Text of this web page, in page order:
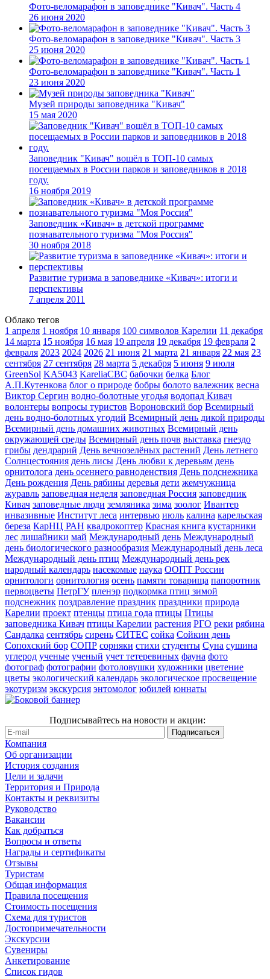
Фото-веломарафон в заповеднике "Кивач". Часть 4
26 июня 2020
Фото-веломарафон в заповеднике "Кивач". Часть 3
25 июня 2020
Фото-веломарафон в заповеднике "Кивач". Часть 1
23 июня 2020
Музей природы заповедника "Кивач"
15 мая 2020
Заповедник "Кивач" вошёл в ТОП-10 самых
посещаемых в России парков и заповедников в 2018
году.
16 ноября 2019
Заповедник «Кивач» в детской программе
познавательного туризма "Моя Россия"
30 ноября 2018
Развитие туризма в заповеднике «Кивач»: итоги и
перспективы
7 апреля 2011
Облако тегов
1 апреля 1 ноября 10 января 100 символов Карелии 11 декабря
14 марта 15 ноября 16 мая 19 апреля 19 декабря 19 февраля 2
февраля 2023 2024 2026 21 июня 21 марта 21 января 22 мая 23
сентября 27 сентября 28 марта 5 декабря 5 июня 9 июля
GreenSol KA5043 KareliaCBC бабочки белка Блог
А.П.Кутенкова блог о природе бобры болото валежник весна
Виктор Сергин водно-болотные угодья водопад Кивач
волонтеры вопросы туристов Вороновский бор Всемирный
день водно-болотных угодий Всемирный день дикой природы
Всемирный день домашних животных Всемирный день
окружающей среды Всемирный день почв выставка гнездо
грибы дендрарий День вечнозелёных растений День летнего
Солнцестояния день лисы День любви к деревьям день
орнитолога день осеннего равноденствия День подснежника
День рождения День рябины деревья дети жемчужница
журавль заповедная неделя заповедная Россия заповедник
Кивач заповедные люди земляника зима зоолог Ивантер
инвазивные Институт леса интервью июль калина карельская
береза КарНЦ РАН квадрокоптер Красная книга кустарники
лес лишайники май Международный день Международный
день биологического разнообразия Международный день леса
Международный день птиц Международный день рек
народный календарь насекомые наука ООПТ России
орнитологи орнитология осень памяти товарища папоротник
первоцветы ПетрГУ пленэр подкормка птиц зимой
подснежник поздравление праздник праздники природа
Карелии проект птенцы птица года птицы Птицы
заповедника Кивач птицы Карелии растения РГО реки рябина
Сандалка сентябрь сирень СИТЕС сойка Сойкин день
Сопохский бор СОПР сорняки стихи студенты Суна сушина
углерод ученые ученый учет тетеревиных фауна фото
фотограф фотографии фотоловушки художники цветение
цветы экологический календарь экологическое просвещение
экотуризм экскурсия энтомолог юбилей юннаты
Подписывайтесь на новости и акции:
Компания
Об организации
История создания
Цели и задачи
Территория и Природа
Контакты и реквизиты
Руководство
Вакансии
Как добраться
Вопросы и ответы
Награды и сертификаты
Отзывы
Туристам
Общая информация
Правила посещения
Стоимость посещения
Схема для туристов
Достопримечательности
Экскурсии
Сувениры
Анкетирование
Список гидов